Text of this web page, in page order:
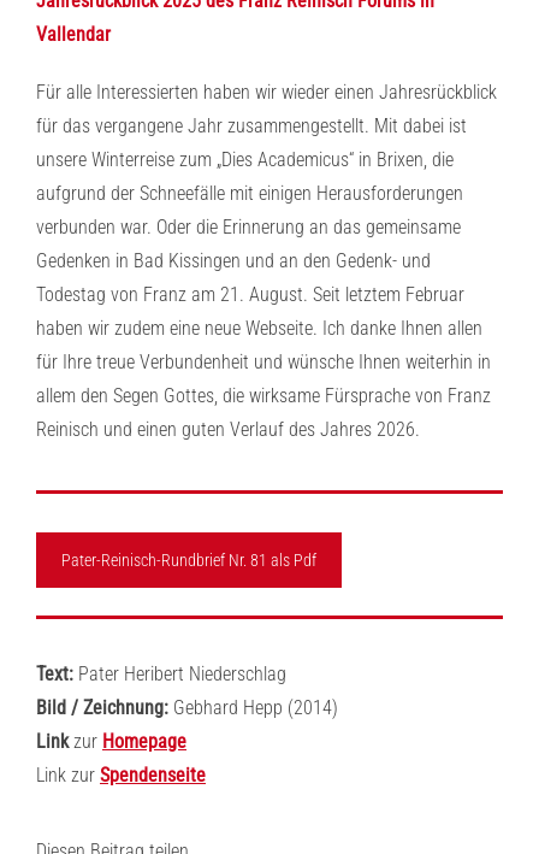
Vallendar
Für alle Interessierten haben wir wieder einen Jahresrückblick
für das vergangene Jahr zusammengestellt. Mit dabei ist
unsere Winterreise zum „Dies Academicus“ in Brixen, die
aufgrund der Schneefälle mit einigen Herausforderungen
verbunden war. Oder die Erinnerung an das gemeinsame
Gedenken in Bad Kissingen und an den Gedenk- und
Todestag von Franz am 21. August. Seit letztem Februar
haben wir zudem eine neue Webseite. Ich danke Ihnen allen
für Ihre treue Verbundenheit und wünsche Ihnen weiterhin in
allem den Segen Gottes, die wirksame Fürsprache von Franz
Reinisch und einen guten Verlauf des Jahres 2026.
Pater-Reinisch-Rundbrief Nr. 81 als Pdf
Text: Pater Heribert Niederschlag
Bild / Zeichnung: Gebhard Hepp (2014)
Linkzur Homepage
Link zur Spendenseite